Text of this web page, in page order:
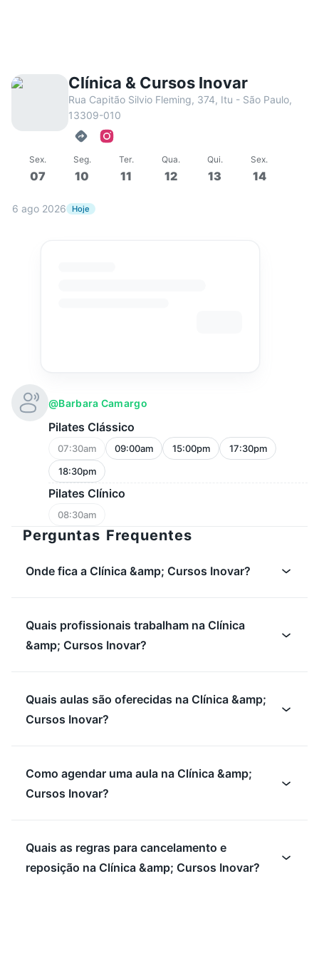
Clínica & Cursos Inovar
Rua Capitão Silvio Fleming, 374, Itu - São Paulo,
13309-010
Sex.
07
Seg.
10
Ter.
11
Qua.
12
Qui.
13
Sex.
14
6 ago 2026 Hoje
@barbara Camargo
Pilates Clássico
07:30am 09:00am 15:00pm
17:30pm
18:30pm
Pilates Clínico
08:30am
Perguntas Frequentes
Onde fica a Clínica &amp; Cursos Inovar?
Quais profissionais trabalham na Clínica
&amp; Cursos Inovar?
Quais aulas são oferecidas na Clínica &amp;
Cursos Inovar?
Como agendar uma aula na Clínica &amp;
Cursos Inovar?
Quais as regras para cancelamento e
reposição na Clínica &amp; Cursos Inovar?